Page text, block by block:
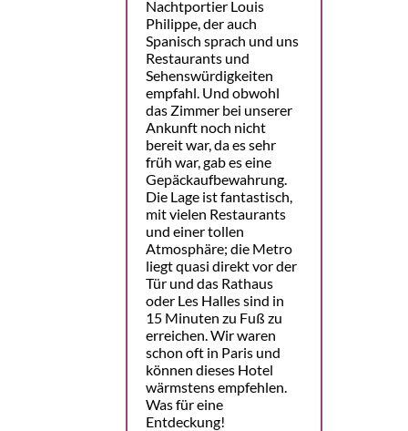
Nachtportier Louis
Philippe, der auch
Spanisch sprach und uns
Restaurants und
Sehenswürdigkeiten
empfahl. Und obwohl
das Zimmer bei unserer
Ankunft noch nicht
bereit war, da es sehr
früh war, gab es eine
Gepäckaufbewahrung.
Die Lage ist fantastisch,
mit vielen Restaurants
und einer tollen
Atmosphäre; die Metro
liegt quasi direkt vor der
Tür und das Rathaus
oder Les Halles sind in
15 Minuten zu Fuß zu
erreichen. Wir waren
schon oft in Paris und
können dieses Hotel
wärmstens empfehlen.
Was für eine
Entdeckung!